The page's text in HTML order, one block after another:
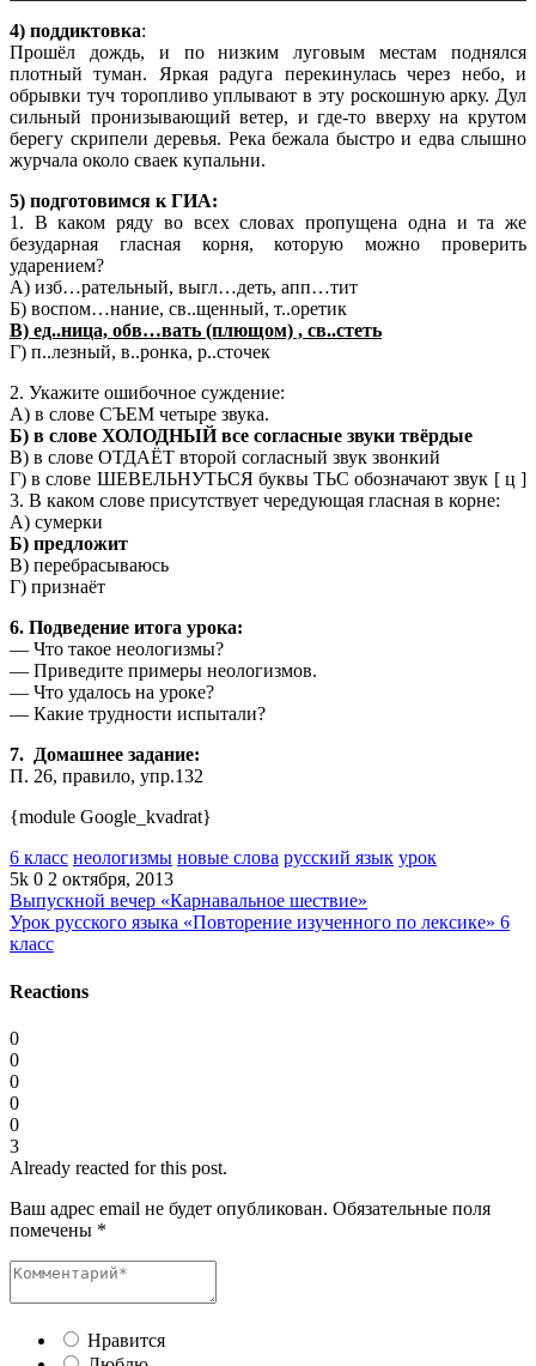
4) поддиктовка:
Прошёл дождь, и по низким луговым местам поднялся
плотный туман. Яркая радуга перекинулась через небо, и
обрывки туч торопливо уплывают в эту роскошную арку. Дул
сильный пронизывающий ветер, и где-то вверху на крутом
берегу скрипели деревья. Река бежала быстро и едва слышно
журчала около сваек купальни.
5) подготовимся к ГИА:
1. В каком ряду во всех словах пропущена одна и та же
безударная гласная корня, которую можно проверить
ударением?
А) изб…рательный, выгл…деть, апп…тит
Б) воспом…нание, св..щенный, т..оретик
В) ед..ница, обв…вать (плющом) , св..стеть
Г) п..лезный, в..ронка, р..сточек
2. Укажите ошибочное суждение:
А) в слове СЪЕМ четыре звука.
Б) в слове ХОЛОДНЫЙ все согласные звуки твёрдые
В) в слове ОТДАЁТ второй согласный звук звонкий
Г) в слове ШЕВЕЛЬНУТЬСЯ буквы ТЬС обозначают звук [ ц ]
3. В каком слове присутствует чередующая гласная в корне:
А) сумерки
Б) предложит
В) перебрасываюсь
Г) признаёт
6. Подведение итога урока:
— Что такое неологизмы?
— Приведите примеры неологизмов.
— Что удалось на уроке?
— Какие трудности испытали?
7. Домашнее задание:
П. 26, правило, упр.132
{module Google_kvadrat}
6 класс неологизмы новые слова русский язык урок
5k 0 2 октября, 2013
Выпускной вечер «Карнавальное шествие»
Урок русского языка «Повторение изученного по лексике» 6
класс
Reactions
0
0
0
0
0
3
Already reacted for this post.
Ваш адрес email не будет опубликован. Обязательные поля
помечены *
Нравится